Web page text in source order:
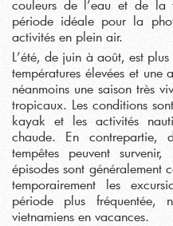
couleurs de l’eau et de
période idéale pour la
activités en plein air.
L’été, de juin à août, est
températures élevées et une
néanmoins une saison très
tropicaux. Les conditions
kayak et les activités
chaude. En contrepartie,
tempêtes peuvent
épisodes sont généralement
temporairement les
période plus fréquentée,
vietnamiens en vacances.